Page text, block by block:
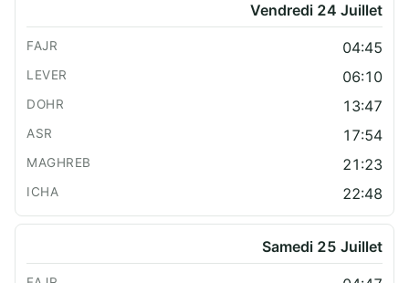
Vendredi 24 Juillet
04:45
06:10
13:47
17:54
21:23
22:48
Samedi 25 Juillet